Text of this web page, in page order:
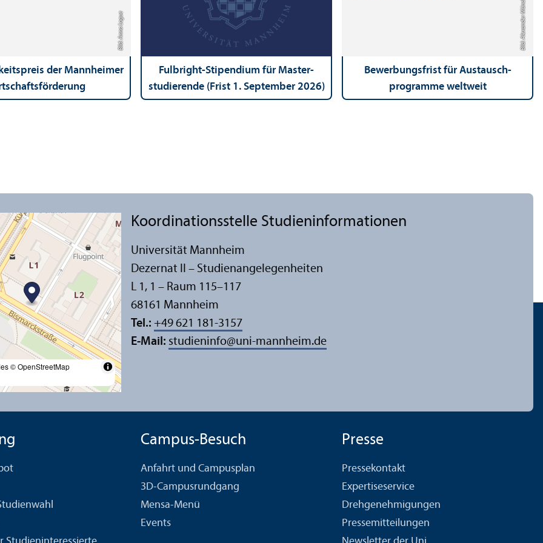
Bild: Anna Logue
der Mannheimer
Fulbright-Stipendium für Master­
studierende (Frist 1. September 2026)
Bild: Alexander Münch
Bewerbungs­frist für Austausch­
programme weltweit
© OpenStreetMap
Koordinations­stelle Studien­informationen
Universität Mannheim
Dezernat II – Studien­angelegenheiten
L 1, 1 – Raum 115–117
68161 Mannheim
Tel.: +49 621 181-3157
E-Mail: studieninfo@uni-mannheim.de
Campus-Besuch
Anfahrt und Campusplan
3D-Campusrundgang
Mensa-Menü
Events
Presse
Pressekontakt
Expertiseservice
Drehgenehmigungen
Pressemitteilungen